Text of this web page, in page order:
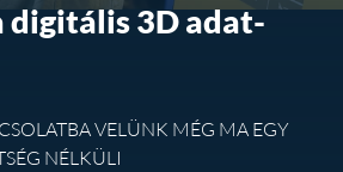
digitális 3D adat-
VELÜNK MÉG MA EGY
NÉLKÜLI